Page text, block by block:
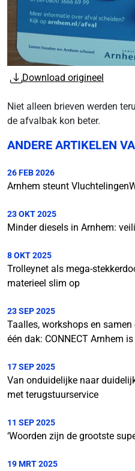
Download origineel
Niet alleen brieven werden
de afvalbak kon beter.
ANDERE ARTIKELEN
26 FEB 2026
Arnhem steunt
23 OKT 2025
Minder diesels in Arnhem:
8 OKT 2025
Trolleynet als mega-
materieel slim op
23 SEP 2025
Taalles, workshops en
één dak: CONNECT Arnhem
17 SEP 2025
Van onduidelijke naar
met terugstuurservice
11 SEP 2025
‘Woorden zijn de grootste
19 MRT 2025